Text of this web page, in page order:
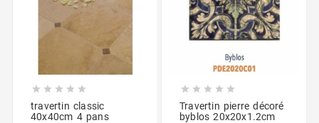
    
travertin classic
40x40cm 4 pans
    
Travertin pierre décoré
byblos 20x20x1.2cm